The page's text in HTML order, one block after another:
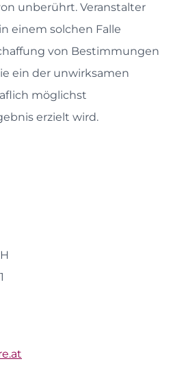
unberührt. Veranstalter
einem solchen Falle
von Bestimmungen
ein der unwirksamen
möglichst
erzielt wird.